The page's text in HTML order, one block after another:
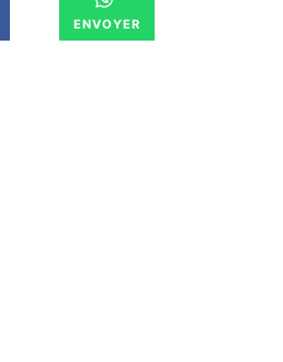
ENVOYER